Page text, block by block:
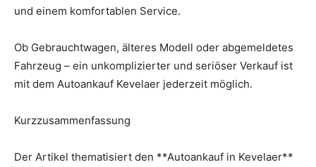
und einem komfortablen Service.
Ob Gebrauchtwagen, älteres Modell oder abgemeldetes
Fahrzeug – ein unkomplizierter und seriöser Verkauf ist
mit dem Autoankauf Kevelaer jederzeit möglich.
Kurzzusammenfassung
Der Artikel thematisiert den **Autoankauf in Kevelaer**